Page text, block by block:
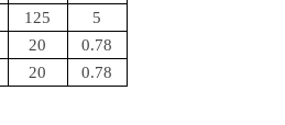
125
5
20
0.78
20 0.78